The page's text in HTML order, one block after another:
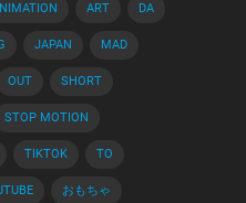
ART DA
JAPAN MAD
OUT SHORT
STOP MOTION
TIKTOK TO
おもちゃ